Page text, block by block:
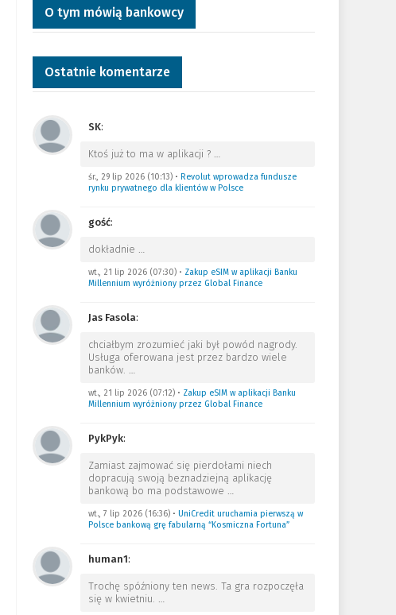
O tym mówią bankowcy
Ostatnie komentarze
SK:
Ktoś już to ma w aplikacji ? …
śr., 29 lip 2026 (10:13)• Revolut wprowadza fundusze
rynku prywatnego dla klientów w Polsce
gość:
dokładnie …
wt., 21 lip 2026 (07:30)• Zakup eSIM w aplikacji Banku
Millennium wyróżniony przez Global Finance
Jas Fasola:
chciałbym zrozumieć jaki był powód nagrody.
Usługa oferowana jest przez bardzo wiele
banków. …
wt., 21 lip 2026 (07:12)• Zakup eSIM w aplikacji Banku
Millennium wyróżniony przez Global Finance
PykPyk:
Zamiast zajmować się pierdołami niech
dopracują swoją beznadziejną aplikację
bankową bo ma podstawowe …
wt., 7 lip 2026 (16:36)• UniCredit uruchamia pierwszą w
Polsce bankową grę fabularną “Kosmiczna Fortuna”
human1:
Trochę spóźniony ten news. Ta gra rozpoczęła
się w kwietniu. …